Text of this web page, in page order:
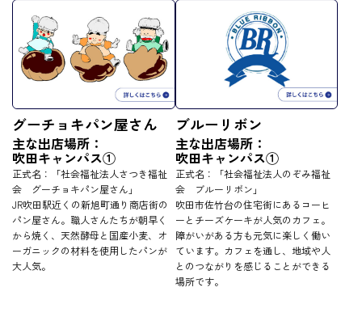
グーチョキパン屋さん
主な出店場所：
吹田キャンパス①
正式名：「社会福祉法人さつき福祉
会 グーチョキパン屋さん」
JR吹田駅近くの新旭町通り商店街の
パン屋さん。職人さんたちが朝早く
から焼く、天然酵母と国産小麦、オ
ーガニックの材料を使用したパンが
大人気。
ブルーリボン
主な出店場所：
吹田キャンパス①
正式名：「社会福祉法人のぞみ福祉
会 ブルーリボン」
吹田市佐竹台の住宅街にあるコーヒ
ーとチーズケーキが人気のカフェ。
障がいがある方も元気に楽しく働い
ています。カフェを通し、地域や人
とのつながりを感じることができる
場所です。